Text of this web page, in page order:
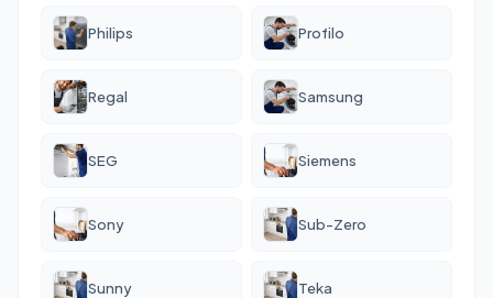
Philips Profilo
Regal Samsung
SEG Siemens
Sony Sub-Zero
Sunny Teka